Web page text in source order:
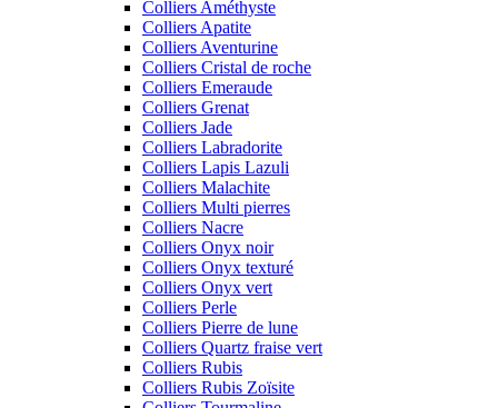
Colliers Améthyste
Colliers Apatite
Colliers Aventurine
Colliers Cristal de roche
Colliers Emeraude
Colliers Grenat
Colliers Jade
Colliers Labradorite
Colliers Lapis Lazuli
Colliers Malachite
Colliers Multi pierres
Colliers Nacre
Colliers Onyx noir
Colliers Onyx texturé
Colliers Onyx vert
Colliers Perle
Colliers Pierre de lune
Colliers Quartz fraise vert
Colliers Rubis
Colliers Rubis Zoïsite